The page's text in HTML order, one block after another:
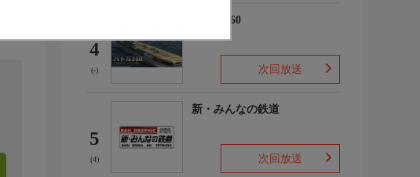
4
(-)
バトル360
次回放送
5
(4)
新・みんなの鉄道
次回放送